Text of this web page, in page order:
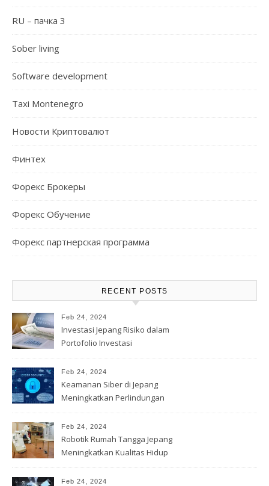
RU – пачка 3
Sober living
Software development
Taxi Montenegro
Новости Криптовалют
Финтех
Форекс Брокеры
Форекс Обучение
Форекс партнерская программа
RECENT POSTS
Feb 24, 2024
Investasi Jepang Risiko dalam
Portofolio Investasi
Feb 24, 2024
Keamanan Siber di Jepang
Meningkatkan Perlindungan
Feb 24, 2024
Robotik Rumah Tangga Jepang
Meningkatkan Kualitas Hidup
Feb 24, 2024